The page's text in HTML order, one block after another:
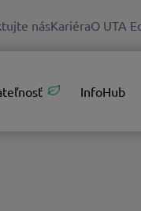
násKariéraO UTA
InfoHub